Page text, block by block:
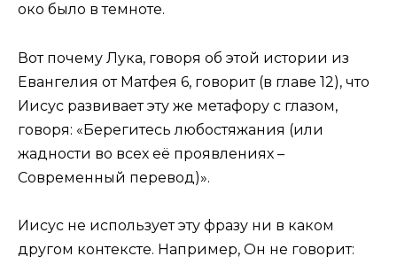
око было в темноте.
Вот почему Лука, говоря об этой истории из
Евангелия от Матфея 6, говорит (в главе 12), что
Иисус развивает эту же метафору с глазом,
говоря: «Берегитесь любостяжания (или
жадности во всех её проявлениях –
Современный перевод)».
Иисус не использует эту фразу ни в каком
другом контексте. Например, Он не говорит: